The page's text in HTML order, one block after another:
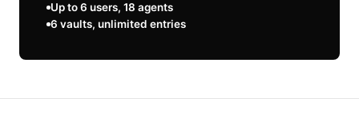
Up to 6 users, 18 agents
6 vaults, unlimited entries